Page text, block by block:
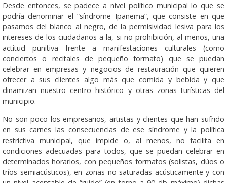
Desde entonces, se padece a nivel político municipal lo que se
podría denominar el “síndrome Ipanema”, que consiste en que
pasamos del blanco al negro, de la permisividad lesiva para los
intereses de los ciudadanos a la, si no prohibición, al menos, una
actitud punitiva frente a manifestaciones culturales (como
conciertos o recitales de pequeño formato) que se puedan
celebrar en empresas y negocios de restauración que quieren
ofrecer a sus clientes algo más que comida y bebida y que
dinamizan nuestro centro histórico y otras zonas turísticas del
municipio.
No son poco los empresarios, artistas y clientes que han sufrido
en sus carnes las consecuencias de ese síndrome y la política
restrictiva municipal, que impide o, al menos, no facilita en
condiciones adecuadas para todos, que se puedan celebrar en
determinados horarios, con pequeños formatos (solistas, dúos o
tríos semiacústicos), en zonas no saturadas acústicamente y con